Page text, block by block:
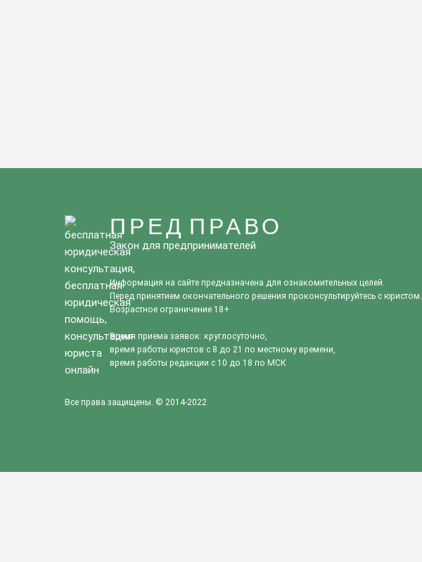
ПРЕД ПРАВО
Закон для предпринимателей
Информация на сайте предназначена для ознакомительных целей.
Перед принятием окончательного решения проконсультируйтесь с юристом.
Возрастное ограничение 18+
Время приема заявок: круглосуточно,
время работы юристов с 8 до 21 по местному времени,
время работы редакции с 10 до 18 по МСК
Все права защищены. © 2014-2022